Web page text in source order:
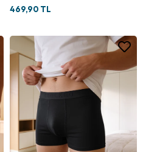
469,90 TL